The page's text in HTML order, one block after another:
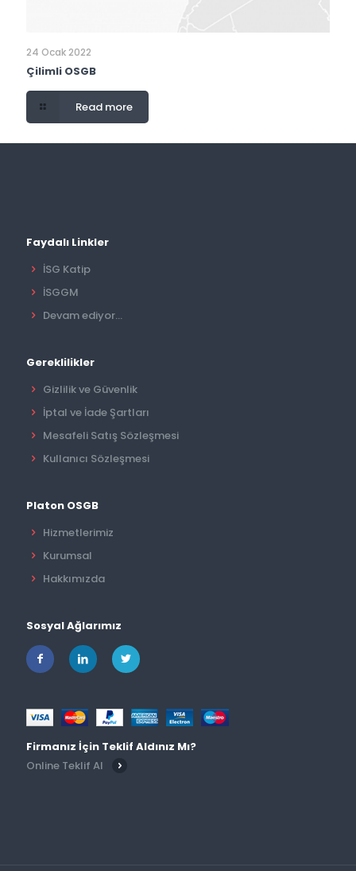
24 Ocak 2022
Çilimli OSGB
Read more
Faydalı Linkler
İSG Katip
İSGGM
Devam ediyor...
Gereklilikler
Gizlilik ve Güvenlik
İptal ve İade Şartları
Mesafeli Satış Sözleşmesi
Kullanıcı Sözleşmesi
Platon OSGB
Hizmetlerimiz
Kurumsal
Hakkımızda
Sosyal Ağlarımız
Firmanız İçin Teklif Aldınız Mı?
Online Teklif Al